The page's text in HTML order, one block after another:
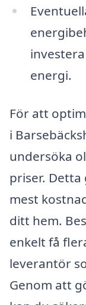
energi.
För att
i
undersöka
priser.
mest
ditt hem.
enkelt få
leverantör
Genom att